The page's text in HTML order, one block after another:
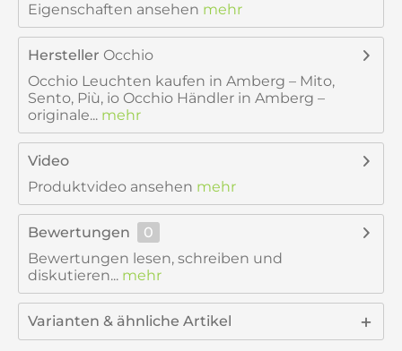
Eigenschaften ansehen mehr
Hersteller Occhio
Occhio Leuchten kaufen in Amberg – Mito,
Sento, Più, io Occhio Händler in Amberg –
originale... mehr
Video
Produktvideo ansehen mehr
Bewertungen
0
Bewertungen lesen, schreiben und
diskutieren... mehr
Varianten & ähnliche Artikel